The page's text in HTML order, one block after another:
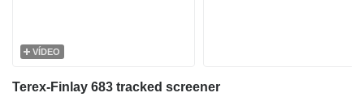
VÍDEO
Terex-Finlay 683 tracked screener